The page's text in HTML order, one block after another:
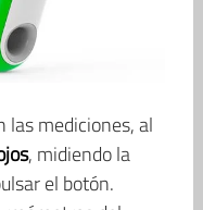
las mediciones, al
, midiendo la
el botón.